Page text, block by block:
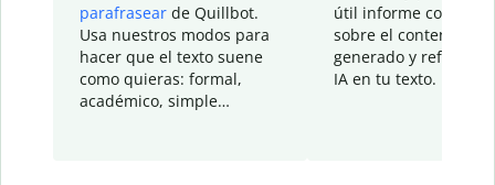
parafrasear de Quillbot.
Usa nuestros modos para
hacer que el texto suene
como quieras: formal,
académico, simple…
útil informe con
sobre el contenido
generado y refinado
IA en tu texto.